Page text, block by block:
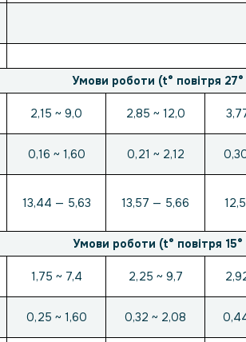
Умови роботи (t° повітря
2,15 ~ 9,0 2,85 ~ 12,0
0,16 ~ 1,60 0,21 ~ 2,12
13,44 — 5,63 13,57 — 5,66
Умови роботи (t° повітря
1,75 ~ 7,4 2,25 ~ 9,7
0,25 ~ 1,60 0,32 ~ 2,08